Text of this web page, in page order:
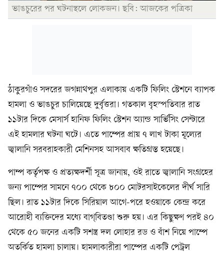
ভাঙচুরের পর ঘটনাস্থলে লোকজন। ছবি: আজকের পত্রিকা
ঠাকুরগাঁও সদরের জগন্নাথপুর এলাকায় একটি ফিলিং স্টেশনে ব্যাপক
হামলা ও ভাঙচুর চালিয়েছে দুর্বৃত্তরা। গতকাল বৃহস্পতিবার রাত
১১টার দিকে মেসার্স হানিফ ফিলিং স্টেশন অ্যান্ড সার্ভিসিং সেন্টারে
এই হামলার ঘটনা ঘটে। এতে পাম্পের প্রায় ৭ লাখ টাকা মূল্যের
জ্বালানি সরবরাহকারী মেশিনসহ আসবাব ক্ষতিগ্রস্ত হয়েছে।
পাম্প কর্তৃপক্ষ ও প্রত্যক্ষদর্শী সূত্র জানায়, ওই রাতে জ্বালানি সংগ্রহের
জন্য পাম্পের সামনে ৭০০ থেকে ৮০০ মোটরসাইকেলের দীর্ঘ সারি
ছিল। রাত ১১টার দিকে সিরিয়াল আগে-পরে হওয়াকে কেন্দ্র করে
আরোহী ব্যক্তিদের মধ্যে বাগ্‌বিতণ্ডা শুরু হয়। এর কিছুক্ষণ পরই ৪০
থেকে ৫০ জনের একটি সশস্ত্র দল লোহার রড ও বাঁশ নিয়ে পাম্পে
অতর্কিত হামলা চালায়। হামলাকারীরা পাম্পের একটি পেট্রল